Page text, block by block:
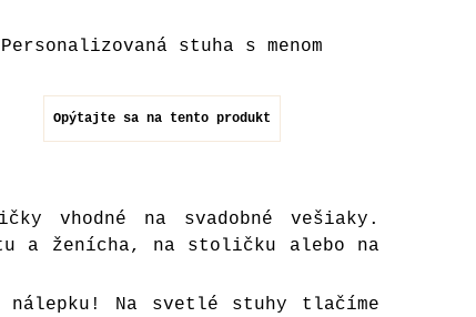
Personalizovaná stuha s menom
Opýtajte sa na tento produkt
vhodné na svadobné vešiaky.
a ženícha, na stoličku alebo na
Na svetlé stuhy tlačíme